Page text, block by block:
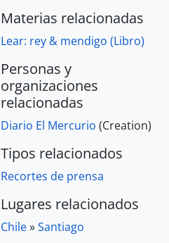
Materias relacionadas
Lear: rey & mendigo (Libro)
Personas y
organizaciones
relacionadas
Diario El Mercurio (Creation)
Tipos relacionados
Recortes de prensa
Lugares relacionados
Chile»Santiago